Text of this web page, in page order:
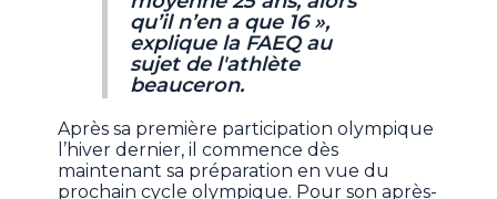
qu’il n’en a que 16 »,
explique la FAEQ au
sujet de l'athlète
beauceron.
Après sa première participation olympique
l’hiver dernier, il commence dès
maintenant sa préparation en vue du
prochain cycle olympique. Pour son après-